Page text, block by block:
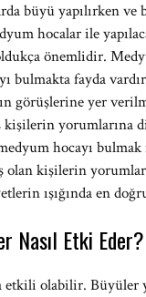
büyü yapılırken
hocalar ile
önemlidir.
bulmakta fayda
görüşlerine yer
kişilerin
hocayı
olan kişilerin
ışığında en
Nasıl Etki Eder?
etkili olabilir. Büyüler